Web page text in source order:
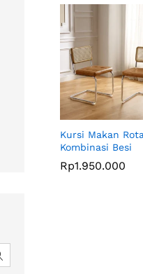
Kursi Makan
Kombinasi Besi
Rp1.950.000
Rp1.950.000